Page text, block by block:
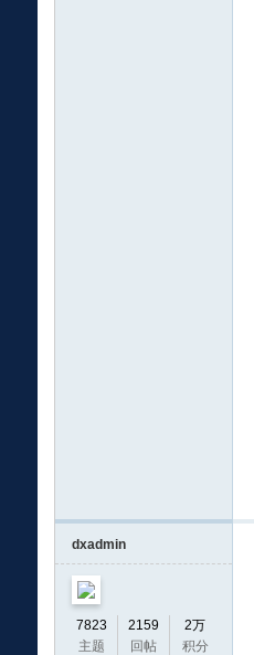
dxadmin
7823
主题
2159
回帖
2万
积分